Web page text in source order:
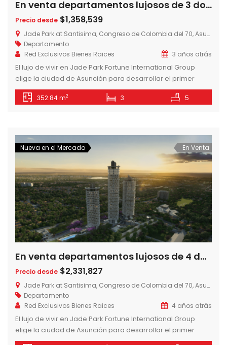
En venta departamentos lujosos de 3 dormitorios en Jade Park sobre Avda. Santisima Trinidad
Precio desde $1,358,539
Jade Park at Santisima, Congreso de Colombia del 70, Asunción, Paraguay
Departamento
Red Exclusivos Bienes Raices
3 años atrás
El lujo de vivir en Jade Park Fortune International Group
elige la ciudad de Asunción para desarrollar el primer
Jade en América Latina, en sociedad con Jimenez Gaona y
Lima, la empresa constructora líder en Paraguay. Un
352.84 m2 3 5
Nueva en el Mercado En Venta
En venta departamentos lujosos de 4 dormitorios en Jade Park sobre Avda. Santisima Trinidad
Precio desde $2,331,827
Jade Park at Santisima, Congreso de Colombia del 70, Asunción, Paraguay
Departamento
Red Exclusivos Bienes Raices
4 años atrás
El lujo de vivir en Jade Park Fortune International Group
elige la ciudad de Asunción para desarrollar el primer
Jade en América Latina, en sociedad con Jimenez Gaona y